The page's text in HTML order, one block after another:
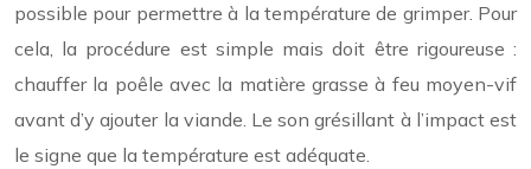
possible pour permettre à la température de grimper. Pour
cela, la procédure est simple mais doit être rigoureuse :
chauffer la poêle avec la matière grasse à feu moyen-vif
avant d’y ajouter la viande. Le son grésillant à l’impact est
le signe que la température est adéquate.